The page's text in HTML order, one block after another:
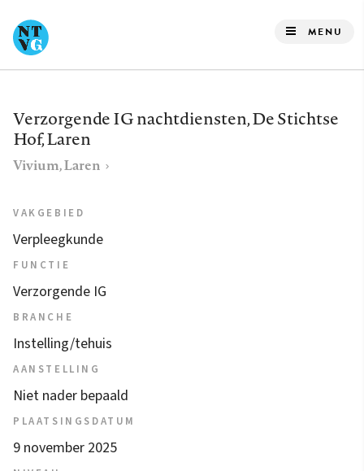
naar
de
gaan
MENU
Verzorgende IG nachtdiensten, De Stichtse
Hof, Laren
Vivium, Laren
VAKGEBIED
Verpleegkunde
FUNCTIE
Verzorgende IG
BRANCHE
Instelling/tehuis
AANSTELLING
Niet nader bepaald
PLAATSINGSDATUM
9 november 2025